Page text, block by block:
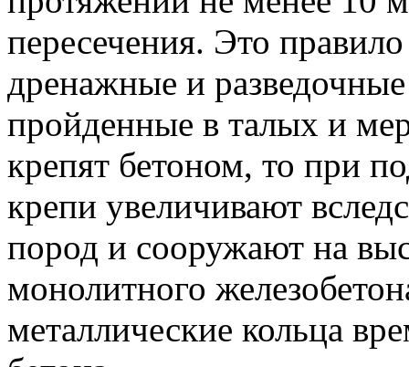
пересечения. Это
дренажные и
пройденные в талых и
крепят бетоном, то при
крепи увеличивают
пород и сооружают на
монолитного
металлические кольца